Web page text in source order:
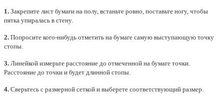
1. Закрепите лист бумаги на полу, встаньте ровно, поставьте ногу, чтобы
пятка упиралась в стену.
2. Попросите кого-нибудь отметить на бумаге самую выступающую точку
стопы.
3. Линейкой измерьте расстояние до отмеченной на бумаге точки.
Расстояние до точки и будет длинной стопы.
4. Сверьтесь с размерной сеткой и выберете соответствующий размер.